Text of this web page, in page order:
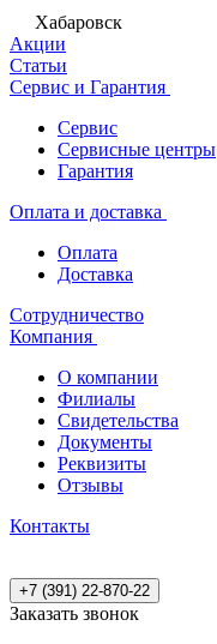
Хабаровск
Акции
Статьи
Сервис и Гарантия
Сервис
Сервисные центры
Гарантия
Оплата и доставка
Оплата
Доставка
Сотрудничество
Компания
О компании
Филиалы
Свидетельства
Документы
Реквизиты
Отзывы
Контакты
+7 (391) 22-870-22
Заказать звонок